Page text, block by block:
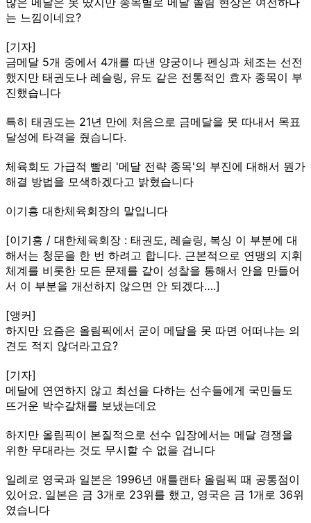
는 느낌이네요?
[기자]
금메달 5개 중에서 4개를 따낸 양궁이나 펜싱과 체조는 선전
했지만 태권도나 레슬링, 유도 같은 전통적인 효자 종목이 부
진했습니다
특히 태권도는 21년 만에 처음으로 금메달을 못 따내서 목표
달성에 타격을 줬습니다.
체육회도 가급적 빨리 '메달 전략 종목'의 부진에 대해서 뭔가
해결 방법을 모색하겠다고 밝혔습니다
이기흥 대한체육회장의 말입니다
[이기흥 / 대한체육회장 : 태권도, 레슬링, 복싱 이 부분에 대
해서는 청문을 한 번 하려고 합니다. 근본적으로 연맹의 지휘
체계를 비롯한 모든 문제를 같이 성찰을 통해서 안을 만들어
서 이 부분을 개선하지 않으면 안 되겠다….]
[앵커]
하지만 요즘은 올림픽에서 굳이 메달을 못 따면 어떠냐는 의
견도 적지 않더라고요?
[기자]
메달에 연연하지 않고 최선을 다하는 선수들에게 국민들도
뜨거운 박수갈채를 보냈는데요
하지만 올림픽이 본질적으로 선수 입장에서는 메달 경쟁을
위한 무대라는 것도 무시할 수 없을 겁니다
일례로 영국과 일본은 1996년 애틀랜타 올림픽 때 공통점이
있어요. 일본은 금 3개로 23위를 했고, 영국은 금 1개로 36위
였습니다